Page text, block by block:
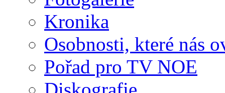
Kronika
Osobnosti, které nás
Pořad pro TV NOE